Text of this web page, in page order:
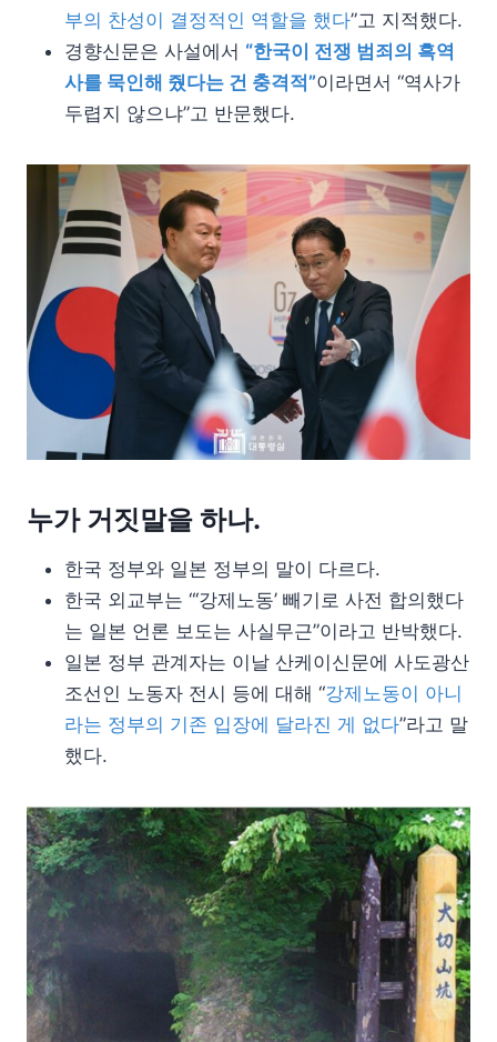
부의 찬성이 결정적인 역할을 했다”고 지적했다.
경향신문은 사설에서 “한국이 전쟁 범죄의 흑역
사를 묵인해 줬다는 건 충격적”이라면서 “역사가
두렵지 않으냐”고 반문했다.
누가 거짓말을 하나.
한국 정부와 일본 정부의 말이 다르다.
한국 외교부는 “‘강제노동’ 빼기로 사전 합의했다
는 일본 언론 보도는 사실무근”이라고 반박했다.
일본 정부 관계자는 이날 산케이신문에 사도광산
조선인 노동자 전시 등에 대해 “강제노동이 아니
라는 정부의 기존 입장에 달라진 게 없다”라고 말
했다.